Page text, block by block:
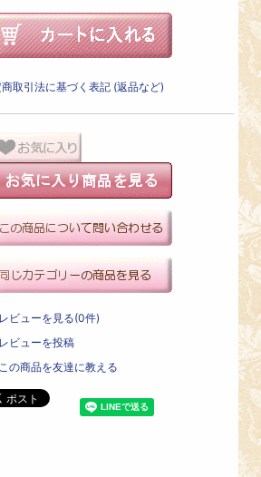
取引法に基づく表記 (返品など)
レビューを見る(0件)
レビューを投稿
この商品を友達に教える